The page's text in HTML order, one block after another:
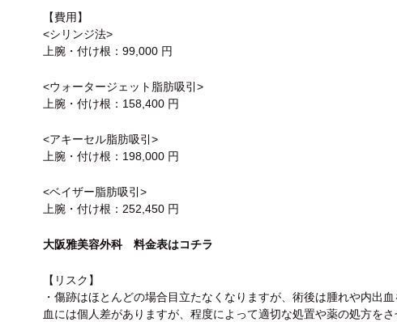
【費用】
<シリンジ法>
上腕・付け根：99,000 円
<ウォータージェット脂肪吸引>
上腕・付け根：158,400 円
<アキーセル脂肪吸引>
上腕・付け根：198,000 円
<ベイザー脂肪吸引>
上腕・付け根：252,450 円
大阪雅美容外科 料金表はコチラ
【リスク】
・傷跡はほとんどの場合目立たなくなりますが、術後は腫れや内出
血には個人差がありますが、程度によって適切な処置や薬の処方をさ